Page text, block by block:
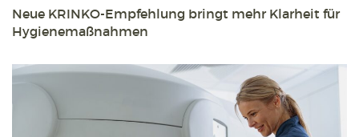
Neue KRINKO-Empfehlung bringt mehr Klarheit für
Hygiene­maßnahmen